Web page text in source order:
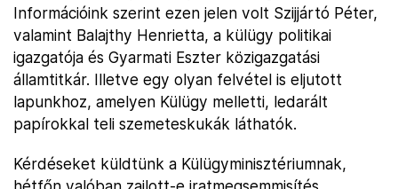
Információink szerint ezen jelen volt Szijjártó Péter,
valamint Balajthy Henrietta, a külügy politikai
igazgatója és Gyarmati Eszter közigazgatási
államtitkár. Illetve egy olyan felvétel is eljutott
lapunkhoz, amelyen Külügy melletti, ledarált
papírokkal teli szemeteskukák láthatók.
Kérdéseket küldtünk a Külügyminisztériumnak,